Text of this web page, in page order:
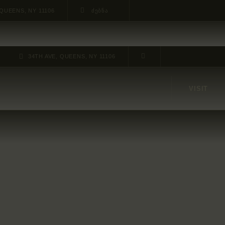
NY 11106
34TH AVE, QUEENS, NY 11106